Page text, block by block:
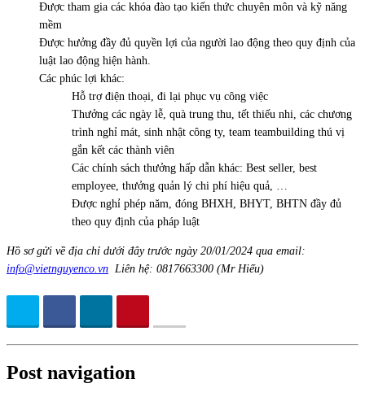
Được tham gia các khóa đào tạo kiến thức chuyên môn và kỹ năng
mềm
Được hưởng đầy đủ quyền lợi của người lao động theo quy định của
luật lao động hiện hành.
Các phúc lợi khác:
Hỗ trợ điện thoại, đi lại phục vụ công việc
Thưởng các ngày lễ, quà trung thu, tết thiếu nhi, các chương
trình nghỉ mát, sinh nhật công ty, team teambuilding thú vị
gắn kết các thành viên
Các chính sách thưởng hấp dẫn khác: Best seller, best
employee, thưởng quản lý chi phí hiệu quả, …
Được nghỉ phép năm, đóng BHXH, BHYT, BHTN đầy đủ
theo quy định của pháp luật
Hồ sơ gửi về địa chỉ dưới đây trước ngày 20/01/2024 qua email:
info@vietnguyenco.vn Liên hệ: 0817663300 (Mr Hiếu)
Post navigation